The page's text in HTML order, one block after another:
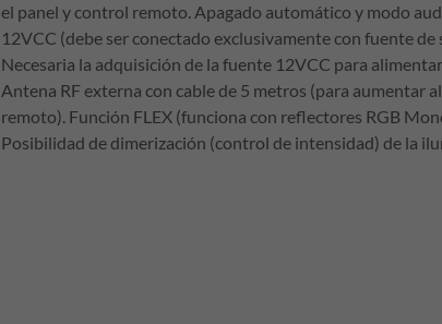
el panel y control remoto. Apagado automático y modo
12VCC (debe ser conectado exclusivamente con fuente de
Necesaria la adquisición de la fuente 12VCC para
Antena RF externa con cable de 5 metros (para aumentar
remoto). Función FLEX (funciona con reflectores RGB
Posibilidad de dimerización (control de intensidad) de la